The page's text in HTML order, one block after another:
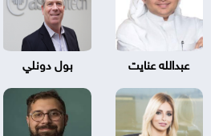
عبدالله عنايت بول دونلي